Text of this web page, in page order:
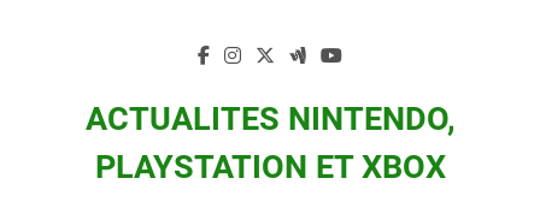
ACTUALITES NINTENDO,
PLAYSTATION ET XBOX